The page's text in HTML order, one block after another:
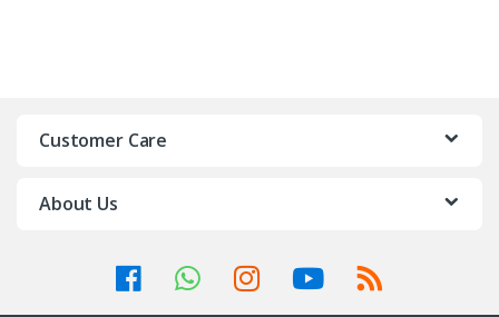
Customer Care
About Us